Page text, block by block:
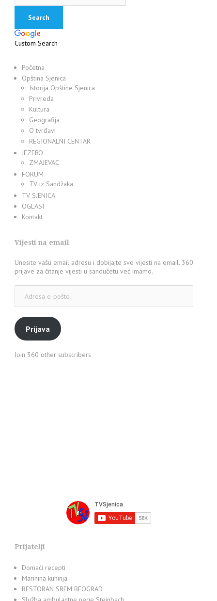
Custom Search
Početna
Opština Sjenica
Istorija Opštine Sjenica
Privreda
Kultura
Geografija
O tvrđavi
REGIONALNI CENTAR
JEZERO
ZMAJEVAC
FORUM
TV iz Sandžaka
TV SJENICA
OGLASI
Kontakt
Vijesti na email
Unesite vašu email adresu i dobijajte sve vijesti na email. 360
prijave za čitanje vijesti u sandučetu već imamo.
pošte
Prijava
Join 360 other subscribers
Prijatelji
Domaći recepti
Marinina kuhinja
RESTORAN SREM BEOGRAD